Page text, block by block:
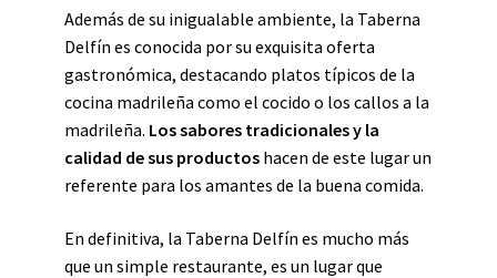
Además de su inigualable ambiente, la Taberna
Delfín es conocida por su exquisita oferta
gastronómica, destacando platos típicos de la
cocina madrileña como el cocido o los callos a la
madrileña. Los sabores tradicionales y la
calidad de sus productos hacen de este lugar un
referente para los amantes de la buena comida.
En definitiva, la Taberna Delfín es mucho más
que un simple restaurante, es un lugar que